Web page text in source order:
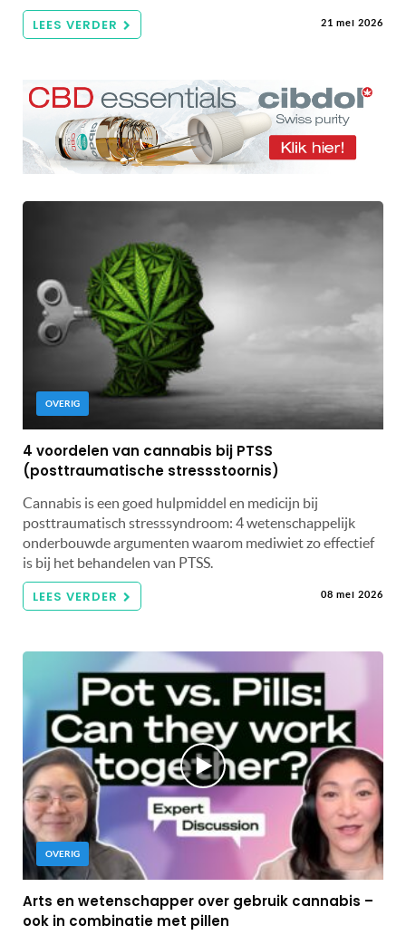
LEES VERDER 21 mei 2026
OVERIG
4 voordelen van cannabis bij PTSS
(posttraumatische stressstoornis)
Cannabis is een goed hulpmiddel en medicijn bij
posttraumatisch stresssyndroom: 4 wetenschappelijk
onderbouwde argumenten waarom mediwiet zo effectief
is bij het behandelen van PTSS.
LEES VERDER 08 mei 2026
OVERIG
Arts en wetenschapper over gebruik cannabis –
ook in combinatie met pillen